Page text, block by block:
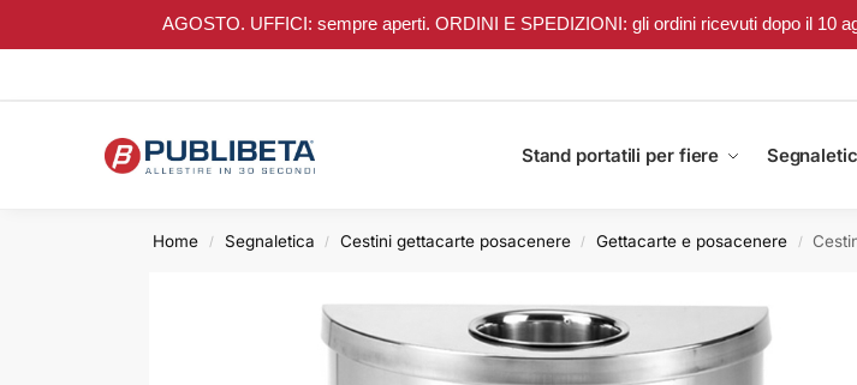
AGOSTO. UFFICI: sempre aperti. ORDINI E SPEDIZIONI: gli ordini ricevuti dopo il 10
Stand portatili per fiere
Home / Segnaletica / Cestini gettacarte posacenere / Gettacarte e posacenere /